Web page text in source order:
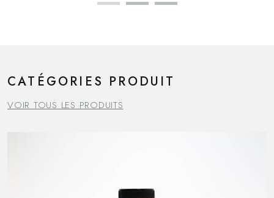
CATÉGORIES PRODUIT
VOIR TOUS LES PRODUITS